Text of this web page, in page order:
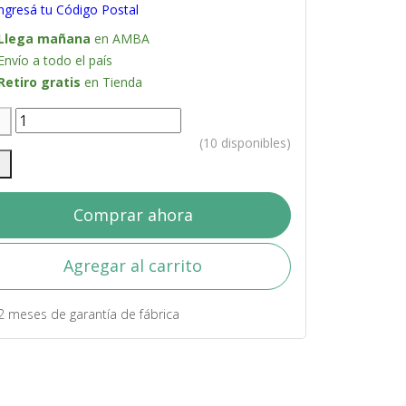
tu Código Postal
mañana en AMBA
a todo el país
gratis en Tienda
(10 disponibles)
Comprar ahora
Agregar al carrito
meses de garantía de fábrica